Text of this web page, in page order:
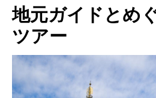
地元ガイドとめ
ツアー